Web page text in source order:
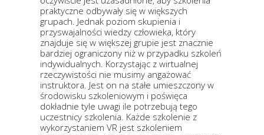
praktyczne odbywały się w większych
grupach. Jednak poziom skupienia i
przyswajalności wiedzy człowieka, który
znajduje się w większej grupie jest znacznie
bardziej ograniczony niż w przypadku szkoleń
indywidualnych. Korzystając z wirtualnej
rzeczywistości nie musimy angażować
instruktora. Jest on na stałe umieszczony w
środowisku szkoleniowym i poświęca
dokładnie tyle uwagi ile potrzebują tego
uczestnicy szkolenia. Każde szkolenie z
wykorzystaniem VR jest szkoleniem